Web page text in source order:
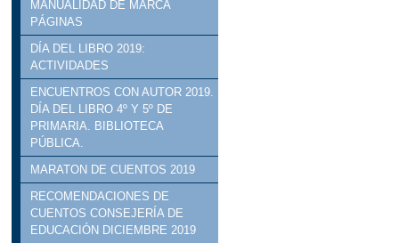
MANUALIDAD DE MARCA
PÁGINAS
DÍA DEL LIBRO 2019:
ACTIVIDADES
ENCUENTROS CON AUTOR 2019.
DÍA DEL LIBRO 4º Y 5º DE
PRIMARIA. BIBLIOTECA
PÚBLICA.
MARATON DE CUENTOS 2019
RECOMENDACIONES DE
CUENTOS CONSEJERÍA DE
EDUCACIÓN DICIEMBRE 2019